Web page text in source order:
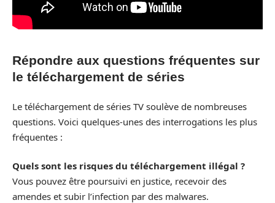
Répondre aux questions fréquentes sur
le téléchargement de séries
Le téléchargement de séries TV soulève de nombreuses
questions. Voici quelques-unes des interrogations les plus
fréquentes :
Quels sont les risques du téléchargement illégal ?
Vous pouvez être poursuivi en justice, recevoir des
amendes et subir l’infection par des malwares.